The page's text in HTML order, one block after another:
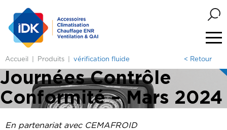
Accueil Produits vérification fluide < Retour
Journées Contrôle
Conformité – Mars 2024
En partenariat avec CEMAFROID